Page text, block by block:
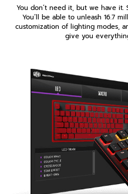
You don’t need it, but we have it.
You’ll be able to unleash 16.7
customization of lighting modes,
give you